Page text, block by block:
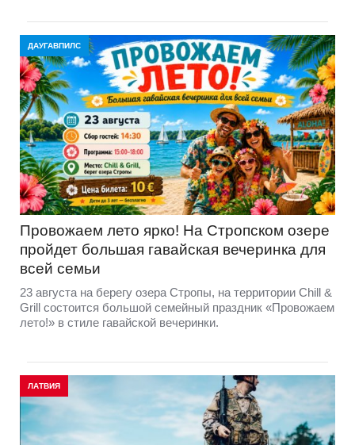
ДАУГАВПИЛС
Провожаем лето ярко! На Стропском озере
пройдет большая гавайская вечеринка для
всей семьи
23 августа на берегу озера Стропы, на территории Chill &
Grill состоится большой семейный праздник «Провожаем
лето!» в стиле гавайской вечеринки.
ЛАТВИЯ